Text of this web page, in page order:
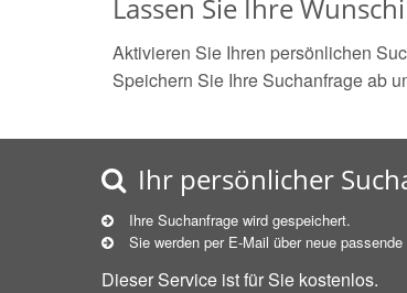
Lassen Sie Ihre
Aktivieren Sie Ihren persönlichen
Speichern Sie Ihre Suchanfrage ab
Ihr persönlicher
Ihre Suchanfrage wird gespeichert.
Sie werden per E-Mail über neue passende
Dieser Service ist für Sie kostenlos.